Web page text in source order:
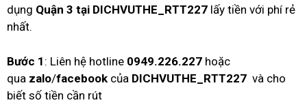
dụng Quận 3 tại DICHVUTHE_RTT227 lấy tiền với phí rẻ
nhất.
Bước 1 : Liên hệ hotline 0949.226.227 hoặc
qua zalo/facebook của DICHVUTHE_RTT227 và cho
biết số tiền cần rút